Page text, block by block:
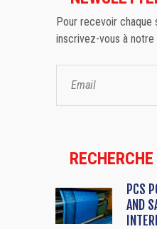
Pour recevoir chaque
inscrivez-vous à
PCS
AND